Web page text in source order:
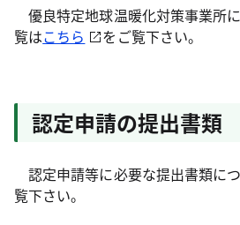
優良特定地球温暖化対策事業所
覧はこちら をご覧下さい。
認定申請の提出書類
認定申請等に必要な提出書類に
覧下さい。